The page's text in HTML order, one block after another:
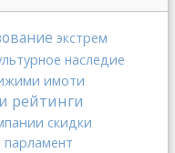
экстрем
наследие
имоти
рейтинги
скидки
парламент